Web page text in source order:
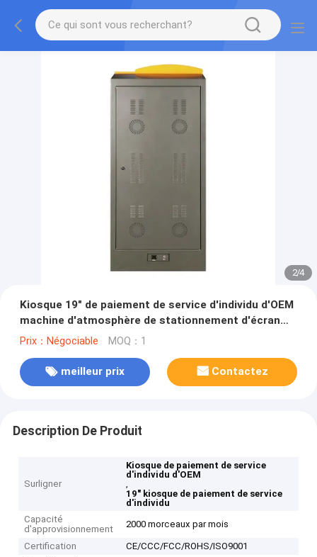
2/4
Kiosque 19" de paiement de service d'individu d'OEM
machine d'atmosphère de stationnement d'écran
tactile
Prix：Négociable MOQ：1
meilleur prix Contactez
Description De Produit
Surligner
Kiosque de paiement de service
d'individu d'OEM
,
19" kiosque de paiement de service
d'individu
Capacité
d'approvisionnement
2000 morceaux par mois
Certification
CE/CCC/FCC/ROHS/ISO9001